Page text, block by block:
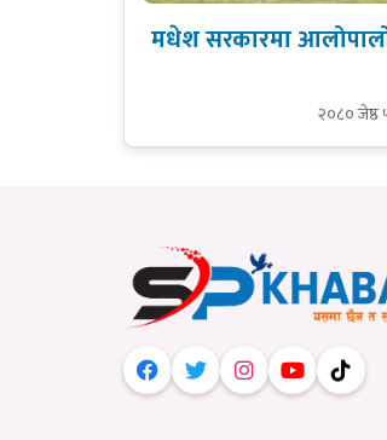
मधेश सरकारमा
२०८० जेष्ठ